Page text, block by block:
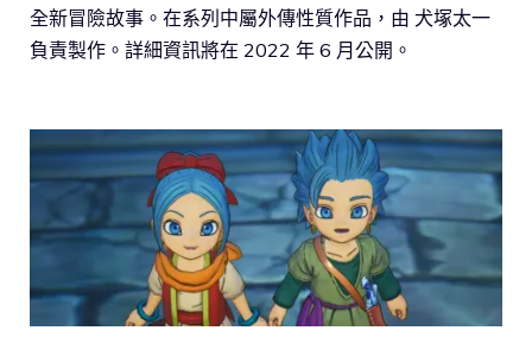
全新冒險故事。在系列中屬外傳性質作品，由 犬塚太一
負責製作。詳細資訊將在 2022 年 6 月公開。